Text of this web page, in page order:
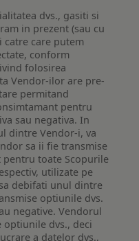
dvs., gasiti si
in prezent (sau cu
catre care putem
conform
folosirea
Vendor-ilor are pre-
permitand
pentru
sau negativa. In
dintre Vendor-i, va
sa ii fie transmise
toate Scopurile
utilizate pe
debifati unul dintre
optiunile dvs.
negative. Vendorul
optiunile dvs., deci
a datelor dvs.,